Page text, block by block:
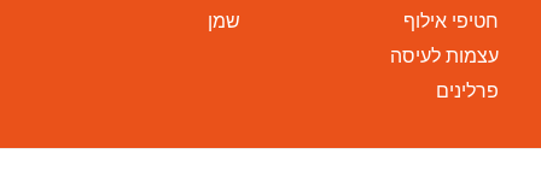
חטיפי אילוף
עצמות לעיסה
פרלינים
שמן